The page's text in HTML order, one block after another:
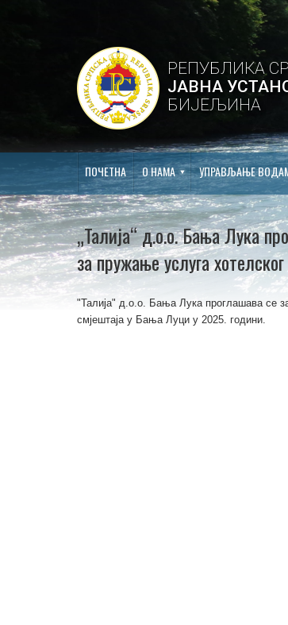
РЕПУБЛИКА
ЈАВНА
БИЈЕЉИНА
ПОЧЕТНА О НАМА УПРАВЉАЊЕ
„Талија“ д.о.о. Бања Лука
за пружање услуга
"Талија" д.о.о. Бања Лука проглашава се
смјештаја у Бања Луци у 2025. години.